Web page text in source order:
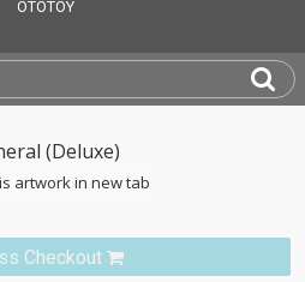
artwork in new tab
Checkout